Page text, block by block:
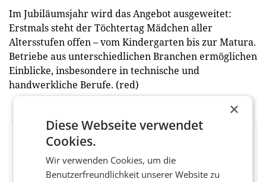
Im Jubiläumsjahr wird das Angebot ausgeweitet:
Erstmals steht der Töchtertag Mädchen aller
Altersstufen offen – vom Kindergarten bis zur Matura.
Betriebe aus unterschiedlichen Branchen ermöglichen
Einblicke, insbesondere in technische und
handwerkliche Berufe. (red)
BEWERTEN SIE DIESEN ARTIKEL
×
Diese Webseite verwendet
Cookies.
Wir verwenden Cookies, um die
Benutzerfreundlichkeit unserer Website zu